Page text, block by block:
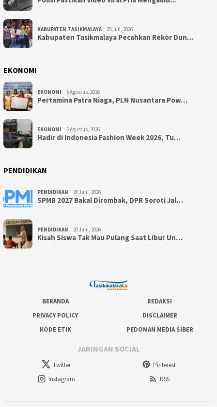
KABUPATEN TASIKMALAYA 25 Juli, 2026
Kabupaten Tasikmalaya Pecahkan Rekor Dun…
EKONOMI
EKONOMI 5 Agustus, 2026
Pertamina Patra Niaga, PLN Nusantara Pow…
EKONOMI 5 Agustus, 2026
Hadir di Indonesia Fashion Week 2026, Tu…
PENDIDIKAN
PENDIDIKAN 28 Juni, 2026
SPMB 2027 Bakal Dirombak, DPR Soroti Jal…
PENDIDIKAN 20 Juni, 2026
Kisah Siswa Tak Mau Pulang Saat Libur Un…
BERANDA
REDAKSI
PRIVACY POLICY
DISCLAIMER
KODE ETIK
PEDOMAN MEDIA SIBER
JARINGAN SOCIAL
Twitter
Pinterest
Instagram
RSS